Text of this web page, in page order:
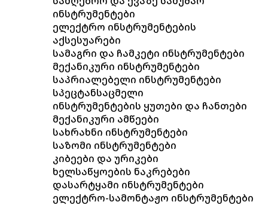
ინსტრუმენტები
ელექტრო ინსტრუმენტების
აქსესუარები
სამაგრი და ჩამკეტი ინსტრუმენტები
მექანიკური ინსტრუმენტები
საპრიალებელი ინსტრუმენტები
სპეცტანსაცმელი
ინსტრუმენტების ყუთები და ჩანთები
მექანიკური ამწეები
სახრახნი ინსტრუმენტები
საზომი ინსტრუმენტები
კიბეები და ურიკები
ხელსაწყოების ნაკრებები
დასარტყამი ინსტრუმენტები
ელექტრო-სამონტაჟო ინსტრუმენტები